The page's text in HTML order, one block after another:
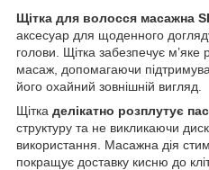
Щітка для волосся масажна
аксесуар для щоденного
голови. Щітка забезпечує м’яке
масаж, допомагаючи
його охайний зовнішній вигляд.
Щітка делікатно розплутує
структуру та не викликаючи
використання. Масажна дія
покращує доставку кисню до